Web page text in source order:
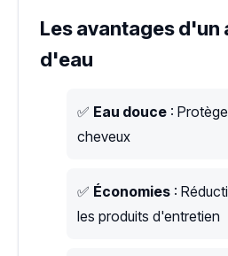
Les avantages
d'eau
✅ Eau douce :
cheveux
✅ Économies :
les produits d'entretien